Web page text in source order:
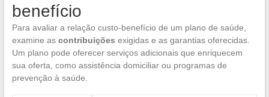
benefício
Para avaliar a relação custo-benefício de um plano de saúde,
examine as contribuições exigidas e as garantias oferecidas.
Um plano pode oferecer serviços adicionais que enriquecem
sua oferta, como assistência domiciliar ou programas de
prevenção à saúde.